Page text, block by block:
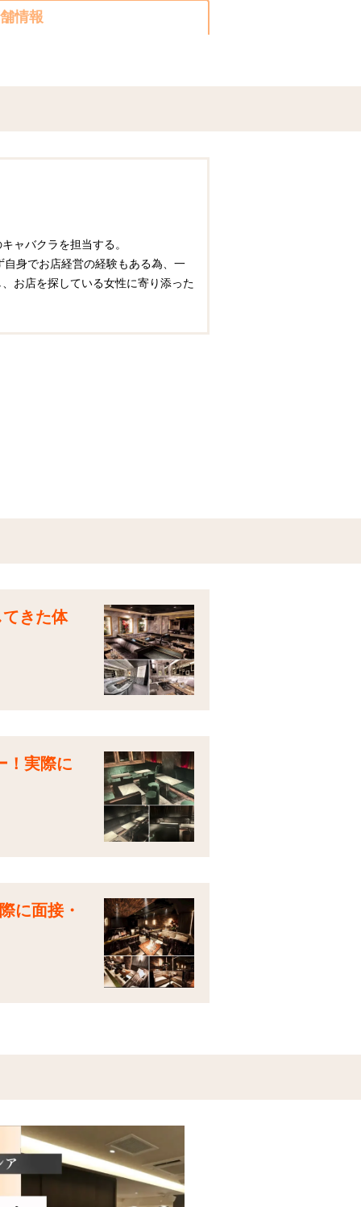
情報
ャバクラを担当する。
身でお店経営の経験もある為、一
お店を探している女性に寄り添った
きた体
！実際に
に面接・